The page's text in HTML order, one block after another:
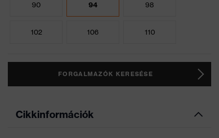
90 94 98
102 106 110
FORGALMAZÓK KERESÉSE
Cikkinformációk